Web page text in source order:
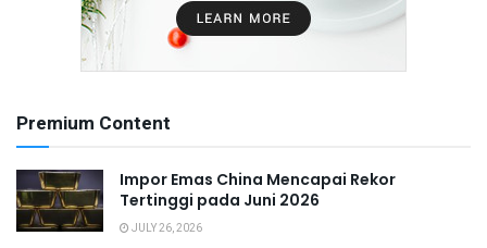
Premium Content
Impor Emas China Mencapai Rekor
Tertinggi pada Juni 2026
JULY 26, 2026